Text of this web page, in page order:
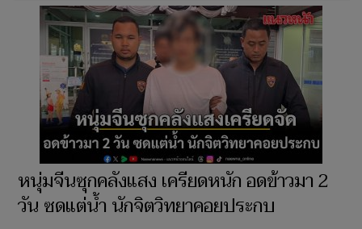
หนุ่มจีนซุกคลังแสง เครียดหนัก อดข้าวมา 2
วัน ซดแต่น้ำ นักจิตวิทยาคอยประกบ